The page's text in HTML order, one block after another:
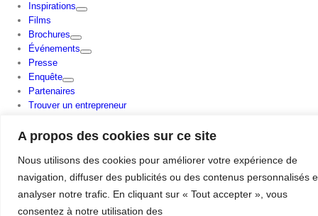
A propos des cookies sur ce site
Nous utilisons des cookies pour améliorer votre expérience de
navigation, diffuser des publicités ou des contenus personnalisés
analyser notre trafic. En cliquant sur « Tout accepter », vous
consentez à notre utilisation des
Inspirations
Films
Brochures
Événements
Presse
Enquête
Partenaires
Trouver un entrepreneur
Aqua Pura Swimming Pools